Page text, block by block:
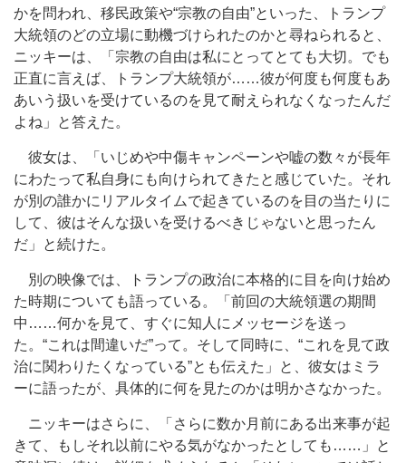
かを問われ、移民政策や“宗教の自由”といった、トランプ
大統領のどの立場に動機づけられたのかと尋ねられると、
ニッキーは、「宗教の自由は私にとってとても大切。でも
正直に言えば、トランプ大統領が……彼が何度も何度もあ
あいう扱いを受けているのを見て耐えられなくなったんだ
よね」と答えた。
彼女は、「いじめや中傷キャンペーンや嘘の数々が長年
にわたって私自身にも向けられてきたと感じていた。それ
が別の誰かにリアルタイムで起きているのを目の当たりに
して、彼はそんな扱いを受けるべきじゃないと思ったん
だ」と続けた。
別の映像では、トランプの政治に本格的に目を向け始め
た時期についても語っている。「前回の大統領選の期間
中……何かを見て、すぐに知人にメッセージを送っ
た。“これは間違いだ”って。そして同時に、“これを見て政
治に関わりたくなっている”とも伝えた」と、彼女はミラ
ーに語ったが、具体的に何を見たのかは明かさなかった。
ニッキーはさらに、「さらに数か月前にある出来事が起
きて、もしそれ以前にやる気がなかったとしても……」と